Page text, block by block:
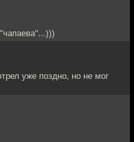
уже поздно, но не мог